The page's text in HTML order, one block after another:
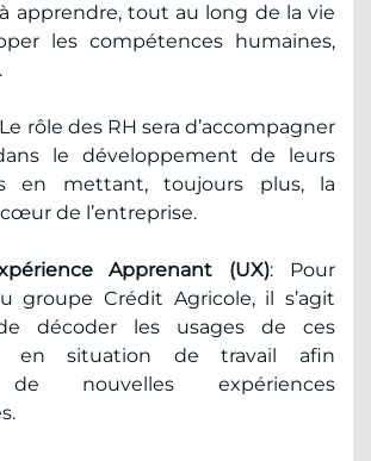
apprendre, tout au long de la vie
les compétences humaines,
rôle des RH sera d’accompagner
le développement de leurs
en mettant, toujours plus, la
de l’entreprise.
Apprenant (UX): Pour
groupe Crédit Agricole, il s’agit
décoder les usages de ces
en situation de travail afin
de nouvelles expériences